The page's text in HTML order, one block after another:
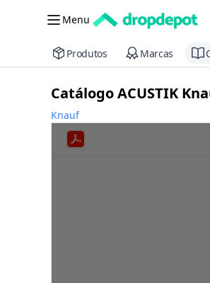
Menu
Produtos Marcas
Catálogo ACUSTIK
Knauf